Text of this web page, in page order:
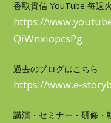
香取貴信 YouTube 毎週
https://
QiWnxiopcsPg
過去のブログはこちら
https://www.e-
講演・セミナー・研修